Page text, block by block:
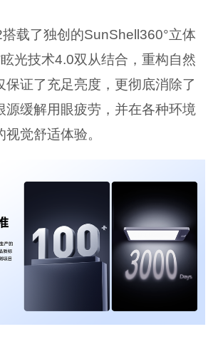
载了独创的SunShell360°立体
光技术4.0双从结合，重构自然
保证了充足亮度，更彻底消除了
源缓解用眼疲劳，并在各种环境
觉舒适体验。